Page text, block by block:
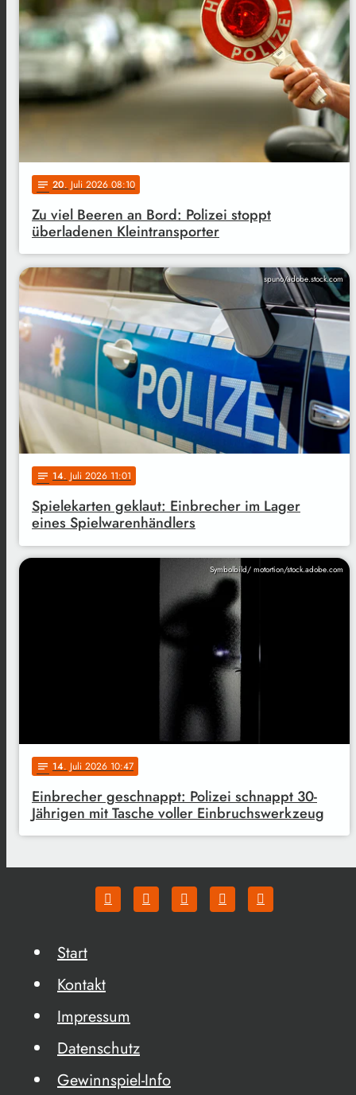
notes 20. Juli 2026 08:10
Zu viel Beeren an Bord: Polizei stoppt
überladenen Kleintransporter
spuno/adobe.stock.com
notes 14. Juli 2026 11:01
Spielekarten geklaut: Einbrecher im Lager
eines Spielwarenhändlers
Symbolbild/ motortion/stock.adobe.com
notes 14. Juli 2026 10:47
Einbrecher geschnappt: Polizei schnappt 30-
Jährigen mit Tasche voller Einbruchswerkzeug
Start
Kontakt
Impressum
Datenschutz
Gewinnspiel-Info